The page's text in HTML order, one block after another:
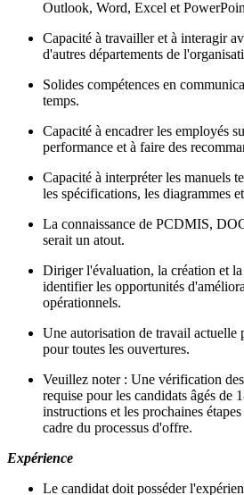
Outlook, Word, Excel et
Capacité à travailler et à interagir
d'autres départements de
Solides compétences en
temps.
Capacité à encadrer les employés
performance et à faire des
Capacité à interpréter les manuels
les spécifications, les diagrammes
La connaissance de PCDMIS,
serait un atout.
Diriger l'évaluation, la création et
identifier les opportunités
opérationnels.
Une autorisation de travail actuelle
pour toutes les ouvertures.
Veuillez noter : Une vérification
requise pour les candidats âgés de
instructions et les prochaines
cadre du processus d'offre.
Expérience
Le candidat doit posséder